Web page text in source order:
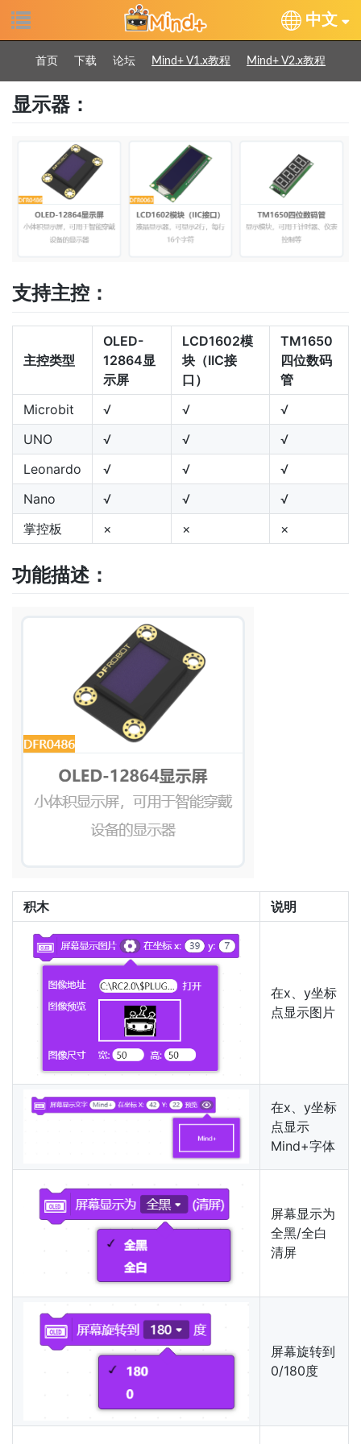
中文
首页 下载 论坛 Mind+ V1.x教程 Mind+ V2.x教程
显示器：
支持主控：
主控类型
OLED-
12864显
示屏
LCD1602模
块（IIC接
口）
TM1650
四位数码
管
Microbit
√ √
√
UNO
√ √
√
Leonardo
√ √
√
Nano
√ √
√
掌控板
× × ×
功能描述：
积木 说明
在x、y坐标
点显示图片
在x、y坐标
点显示
Mind+字体
屏幕显示为
全黑/全白
清屏
屏幕旋转到
0/180度